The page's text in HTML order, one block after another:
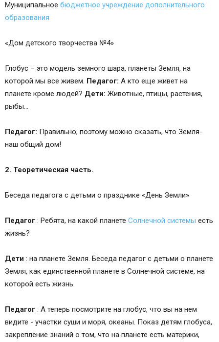
Муниципальное бюджетное учреждение дополнительного
образования
«Дом детского творчества №4»
Глобус – это модель земного шара, планеты Земля, на
которой мы все живем. Педагог: А кто еще живет на
планете кроме людей? Дети: Животные, птицы, растения,
рыбы...
Педагог: Правильно, поэтому можно сказать, что Земля-
наш общий дом!
2. Теоретическая часть.
Беседа педагога с детьми о празднике «День Земли»
Педагог : Ребята, на какой планете Солнечной системы есть
жизнь?
Дети : на планете Земля. Беседа педагог с детьми о планете
Земля, как единственной планете в Солнечной системе, на
которой есть жизнь.
Педагог : А теперь посмотрите на глобус, что вы на нем
видите - участки суши и моря, океаны. Показ детям глобуса,
закрепление знаний о том, что на планете есть материки,